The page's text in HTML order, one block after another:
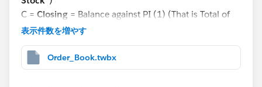
C = Closing = Balance against PI (1) (That is Total of
"Produced Qty(PD)+ Total"
"Circular Ref."
now how can we resolve this problem
表示件数を増やす
Order_Book.twbx